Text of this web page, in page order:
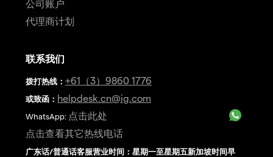
公司账户
代理商计划
联系我们
拨打热线 ： +61（3）9860 1776
或致函： helpdesk.cn@ig.com
WhatsApp: 点击此处
点击查看其它热线电话
广东话/普通话客服营业时间：星期一至星期五新加坡时间早